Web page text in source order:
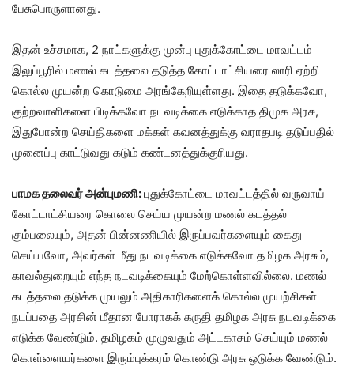
பேசுபொருளானது.
இதன் உச்சமாக, 2 நாட்களுக்கு முன்பு புதுக்கோட்டை மாவட்டம்
இலுப்பூரில் மணல் கடத்தலை தடுத்த கோட்டாட்சியரை லாரி ஏற்றி
கொல்ல முயன்ற கொடுமை அரங்கேறியுள்ளது. இதை தடுக்கவோ,
குற்றவாளிகளை பிடிக்கவோ நடவடிக்கை எடுக்காத திமுக அரசு,
இதுபோன்ற செய்திகளை மக்கள் கவனத்துக்கு வராதபடி தடுப்பதில்
முனைப்பு காட்டுவது கடும் கண்டனத்துக்குரியது.
பாமக தலைவர் அன்புமணி:புதுக்கோட்டை மாவட்டத்தில் வருவாய்
கோட்டாட்சியரை கொலை செய்ய முயன்ற மணல் கடத்தல்
கும்பலையும், அதன் பின்னணியில் இருப்பவர்களையும் கைது
செய்யவோ, அவர்கள் மீது நடவடிக்கை எடுக்கவோ தமிழக அரசும்,
காவல்துறையும் எந்த நடவடிக்கையும் மேற்கொள்ளவில்லை. மணல்
கடத்தலை தடுக்க முயலும் அதிகாரிகளைக் கொல்ல முயற்சிகள்
நடப்பதை அரசின் மீதான போராகக் கருதி தமிழக அரசு நடவடிக்கை
எடுக்க வேண்டும். தமிழகம் முழுவதும் அட்டகாசம் செய்யும் மணல்
கொள்ளையர்களை இரும்புக்கரம் கொண்டு அரசு ஒடுக்க வேண்டும்.